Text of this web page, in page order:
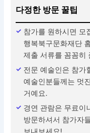
다정한 방문 꿀팁
참가를 원하시면 모
행복북구문화재단
제출 서류를 꼼꼼히
전문 예술인은 참가
예술인분들께는 멋
거예요.
경연 관람은 무료이
방문하셔서 참가자
보내보세요!